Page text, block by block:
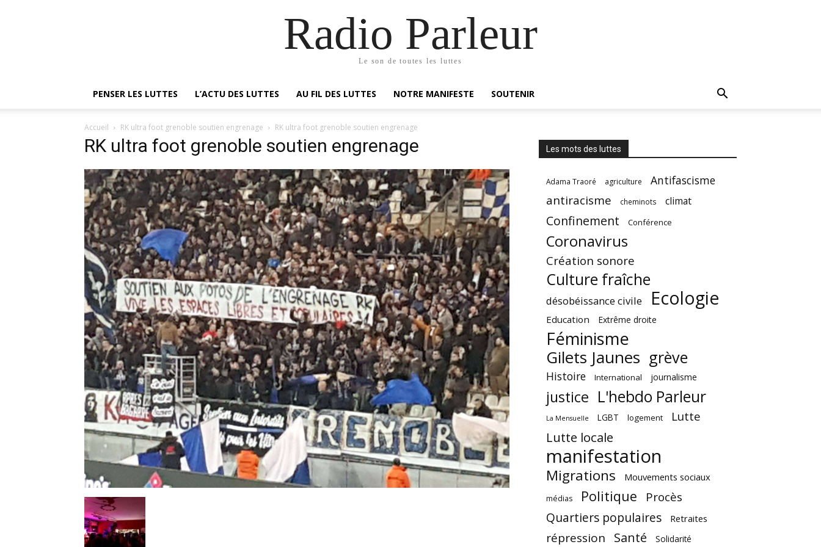
Radio Parleur
Le son de toutes les luttes
PENSER LES LUTTES L’ACTU DES LUTTES AU FIL DES LUTTES NOTRE MANIFESTE SOUTENIR
Accueil RK ultra foot grenoble soutien engrenage RK ultra foot grenoble soutien engrenage
RK ultra foot grenoble soutien engrenage Les mots des luttes
Adama Traoré agriculture Antifascisme
antiracisme cheminots climat
Confinement Conférence
Coronavirus
Création sonore
Culture fraîche
désobéissance civile Ecologie
Education Extrême droite
Féminisme
Gilets Jaunes grève
Histoire International journalisme
justice L'hebdo Parleur
La Mensuelle LGBT logement Lutte
Lutte locale
manifestation
Migrations Mouvements sociaux
médias Politique Procès
Quartiers populaires Retraites
répression Santé Solidarité